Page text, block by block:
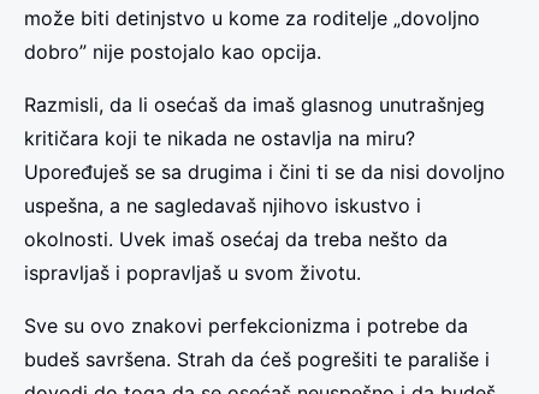
može biti detinjstvo u kome za roditelje „dovoljno
dobro” nije postojalo kao opcija.
Razmisli, da li osećaš da imaš glasnog unutrašnjeg
kritičara koji te nikada ne ostavlja na miru?
Upoređuješ se sa drugima i čini ti se da nisi dovoljno
uspešna, a ne sagledavaš njihovo iskustvo i
okolnosti. Uvek imaš osećaj da treba nešto da
ispravljaš i popravljaš u svom životu.
Sve su ovo znakovi perfekcionizma i potrebe da
budeš savršena. Strah da ćeš pogrešiti te parališe i